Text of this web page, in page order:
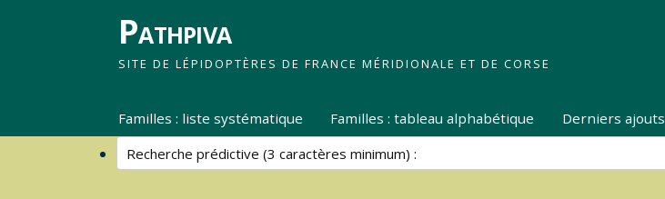
Pathpiva
SITE DE LÉPIDOPTÈRES DE FRANCE MÉRIDIONALE ET DE CORSE
Familles : liste systématique Familles : tableau alphabétique Derniers ajouts